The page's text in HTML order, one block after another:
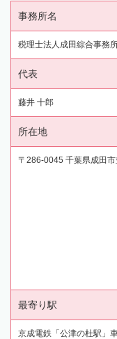
事務所名
税理士法人成田綜合事務
代表
藤井 十郎
所在地
〒286-0045 千葉県成田
最寄り駅
京成電鉄「公津の杜駅」